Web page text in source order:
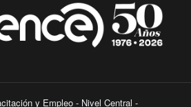
y Empleo - Nivel Central -